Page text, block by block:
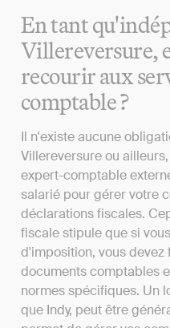
En tant
Villereversure,
recourir aux
comptable ?
Il n'existe aucune
Villereversure ou
expert-comptable
salarié pour gérer votre
déclarations fiscales.
fiscale stipule que si
d'imposition, vous
documents comptables
normes spécifiques. Un
que Indy, peut être